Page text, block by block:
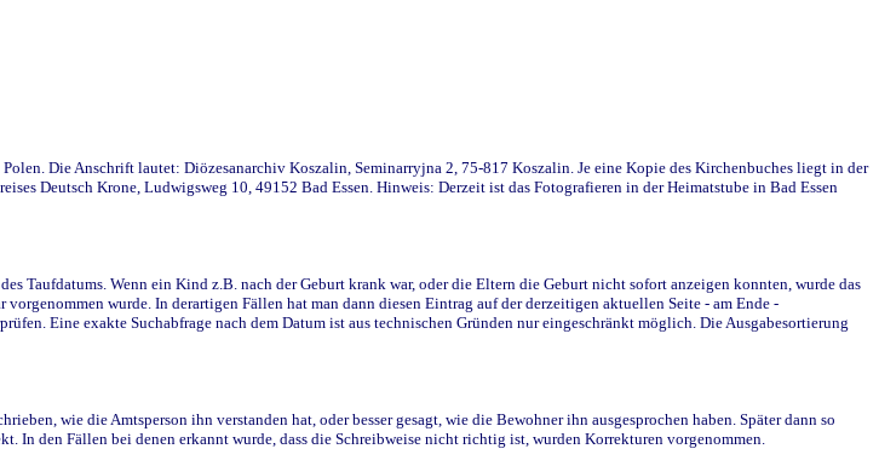
Die Anschrift lautet: Diözesanarchiv Koszalin, Seminarryjna 2, 75-817 Koszalin. Je eine Kopie des Kirchenbuches liegt in der
Deutsch Krone, Ludwigsweg 10, 49152 Bad Essen. Hinweis: Derzeit ist das Fotografieren in der Heimatstube in Bad Essen
Taufdatums. Wenn ein Kind z.B. nach der Geburt krank war, oder die Eltern die Geburt nicht sofort anzeigen konnten, wurde das
wurde. In derartigen Fällen hat man dann diesen Eintrag auf der derzeitigen aktuellen Seite - am Ende -
Eine exakte Suchabfrage nach dem Datum ist aus technischen Gründen nur eingeschränkt möglich. Die Ausgabesortierung
wie die Amtsperson ihn verstanden hat, oder besser gesagt, wie die Bewohner ihn ausgesprochen haben. Später dann so
In den Fällen bei denen erkannt wurde, dass die Schreibweise nicht richtig ist, wurden Korrekturen vorgenommen.